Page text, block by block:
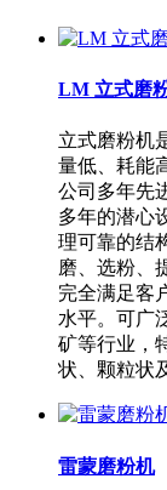
LM 立式磨
立式磨粉机
量低、耗能
公司多年先
多年的潜心
理可靠的结
磨、选粉、
完全满足客
水平。可广
矿等行业，
状、颗粒状
雷蒙磨粉机